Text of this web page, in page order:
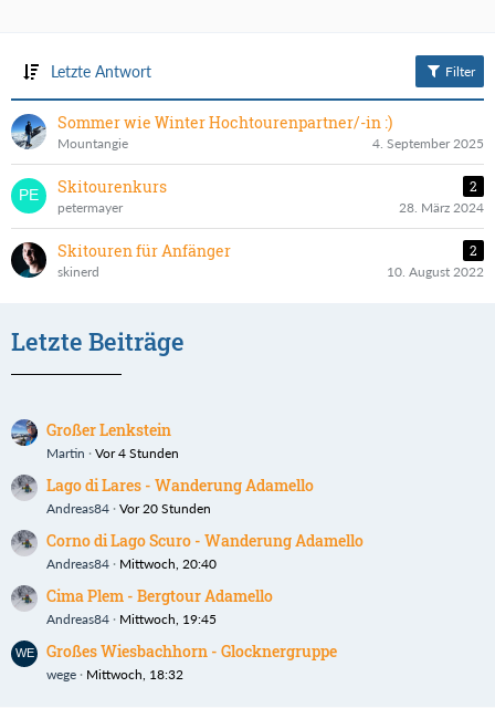
Letzte Antwort Filter
Sommer wie Winter Hochtourenpartner/-in :)
Mountangie 4. September 2025
Skitourenkurs 2
petermayer 28. März 2024
Skitouren für Anfänger 2
skinerd 10. August 2022
Letzte Beiträge
Großer Lenkstein
Martin Vor 4 Stunden
Lago di Lares - Wanderung Adamello
Andreas84 Vor 20 Stunden
Corno di Lago Scuro - Wanderung Adamello
Andreas84 Mittwoch, 20:40
Cima Plem - Bergtour Adamello
Andreas84 Mittwoch, 19:45
Großes Wiesbachhorn - Glocknergruppe
wege Mittwoch, 18:32